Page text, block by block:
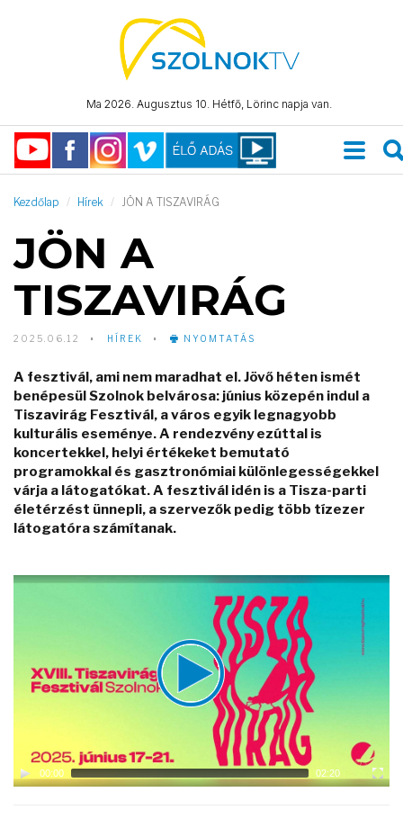
Ma 2026. Augusztus 10. Hétfő, Lörinc napja van.
Kezdőlap Hírek JÖN A TISZAVIRÁG
JÖN A
TISZAVIRÁG
2025.06.12 HÍREK NYOMTATÁS
A fesztivál, ami nem maradhat el. Jövő héten ismét
benépesül Szolnok belvárosa: június közepén indul a
Tiszavirág Fesztivál, a város egyik legnagyobb
kulturális eseménye. A rendezvény ezúttal is
koncertekkel, helyi értékeket bemutató
programokkal és gasztronómiai különlegességekkel
várja a látogatókat. A fesztivál idén is a Tisza-parti
életérzést ünnepli, a szervezők pedig több tízezer
látogatóra számítanak.
Video
00:00 02:20